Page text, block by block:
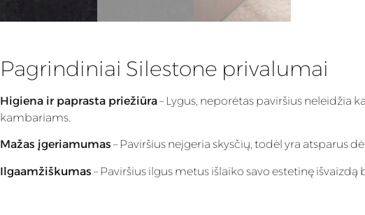
Pagrindiniai Silestone privalumai
Higiena ir paprasta priežiūra– Lygus, neporėtas paviršius neleidžia
kambariams.
Mažas įgeriamumas – Paviršius neįgeria skysčių, todėl yra atsparus
Ilgaamžiškumas – Paviršius ilgus metus išlaiko savo estetinę